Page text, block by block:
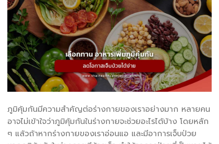
ภูมิคุ้มกันมีความสำคัญต่อร่างกายของเราอย่างมาก หลายคน
อาจไม่เข้าใจว่าภูมิคุ้มกันในร่างกายจะช่วยอะไรได้บ้าง โดยหลัก
ๆ แล้วถ้าหากร่างกายของเราอ่อนแอ และมีอาการเจ็บป่วย